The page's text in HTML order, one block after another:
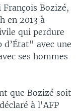
François Bozizé,
en 2013 à
qui perdure
avec une
ses hommes
que Bozizé soit
à l'AFP